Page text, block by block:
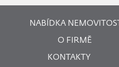
NABÍDKA
O FIRMĚ
KONTAKTY